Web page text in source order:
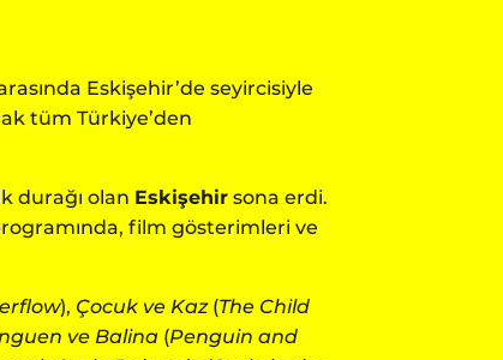
Eskişehir’de seyircisiyle
tüm Türkiye’den
durağı olan Eskişehir sona erdi.
film gösterimleri ve
), Çocuk ve Kaz(The Child
ve Balina (Penguin and